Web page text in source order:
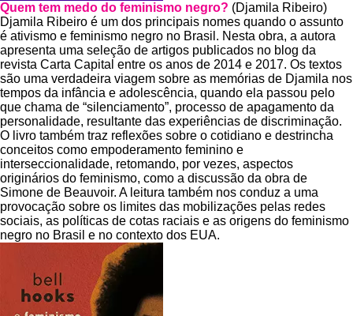
Quem tem medo do feminismo negro? (Djamila Ribeiro)
Djamila Ribeiro é um dos principais nomes quando o assunto
é ativismo e feminismo negro no Brasil. Nesta obra, a autora
apresenta uma seleção de artigos publicados no blog da
revista Carta Capital entre os anos de 2014 e 2017. Os textos
são uma verdadeira viagem sobre as memórias de Djamila nos
tempos da infância e adolescência, quando ela passou pelo
que chama de “silenciamento”, processo de apagamento da
personalidade, resultante das experiências de discriminação.
O livro também traz reflexões sobre o cotidiano e destrincha
conceitos como empoderamento feminino e
interseccionalidade, retomando, por vezes, aspectos
originários do feminismo, como a discussão da obra de
Simone de Beauvoir. A leitura também nos conduz a uma
provocação sobre os limites das mobilizações pelas redes
sociais, as políticas de cotas raciais e as origens do feminismo
negro no Brasil e no contexto dos EUA.